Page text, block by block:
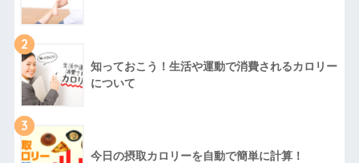
2
知っておこう！生活や運動で消費されるカロリー
について
3
今日の摂取カロリーを自動で簡単に計算！